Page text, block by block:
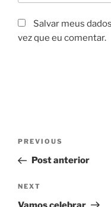
Salvar meus
vez que eu comentar.
Navegação
Post
Previous
Post
PREVIOUS
Post anterior
Next
Post
NEXT